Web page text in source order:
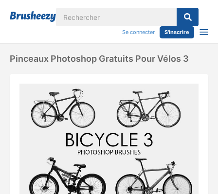
Se connecter S'inscrire
Pinceaux Photoshop Gratuits Pour Vélos 3